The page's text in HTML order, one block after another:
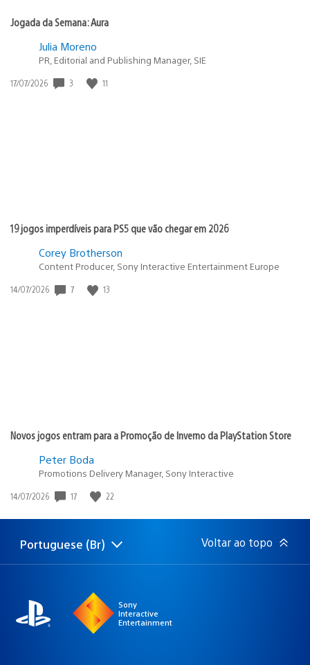
Jogada da Semana: Aura
Julia Moreno
PR, Editorial and Publishing Manager, SIE
Data
17/07/2026 3 11
19 jogos imperdíveis para PS5 que vão chegar em 2026
Corey Brotherson
Content Producer, Sony Interactive Entertainment Europe
Data
14/07/2026 7 13
Novos jogos entram para a Promoção de Inverno da PlayStation Store
Peter Boda
Promotions Delivery Manager, Sony Interactive
Data
publicação:
14/07/2026 17 22
Selecione
uma
Região
atual:
Portuguese (Br) Voltar ao topo
Sony
Interactive
Entertainment